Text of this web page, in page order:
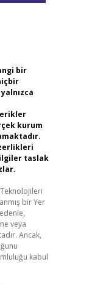
bir
kurum
taslak
Teknolojileri
bir Yer
veya
Ancak,
kabul